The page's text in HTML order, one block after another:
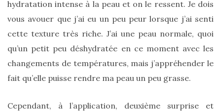
Ma
sélection
de
sacs
légers
et
l’été
hydratation intense à la peau et on le ressent. Je dois
vous avouer que j’ai eu un peu peur lorsque j’ai senti
cette texture très riche. J’ai une peau normale, quoi
qu’un petit peu déshydratée en ce moment avec les
changements de températures, mais j’appréhender le
fait qu’elle puisse rendre ma peau un peu grasse.
Cependant, à l’application, deuxième surprise et